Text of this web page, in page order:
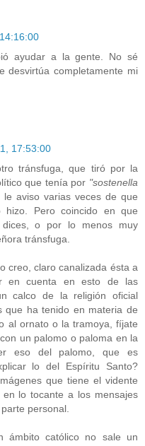
ayudar a la gente. No sé
desvirtúa completamente mi
17:53:00
tránsfuga, que tiró por la
que tenía por "sostenella
aviso varias veces de que
Pero coincido en que
o por lo menos muy
tránsfuga.
creo, claro canalizada ésta a
en cuenta en esto de las
calco de la religión oficial
que ha tenido en materia de
al ornato o la tramoya, fíjate
un palomo o paloma en la
eso del palomo, que es
lo del Espíritu Santo?
que tiene el vidente
lo tocante a los mensajes
personal.
ámbito católico no sale un